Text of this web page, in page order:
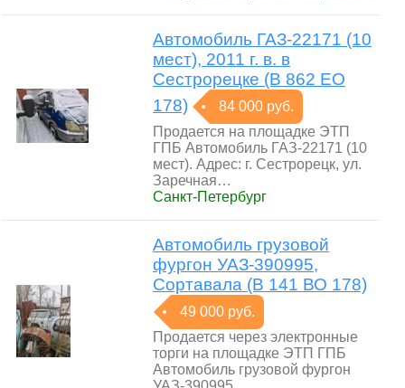
Автомобиль ГАЗ-22171 (10
мест), 2011 г. в. в
Сестрорецке (В 862 ЕО
178)
84 000 руб.
Продается на площадке ЭТП
ГПБ Автомобиль ГАЗ-22171 (10
мест). Адрес: г. Сестрорецк, ул.
Заречная…
Санкт-Петербург
Автомобиль грузовой
фургон УАЗ-390995,
Сортавала (В 141 ВО 178)
49 000 руб.
Продается через электронные
торги на площадке ЭТП ГПБ
Автомобиль грузовой фургон